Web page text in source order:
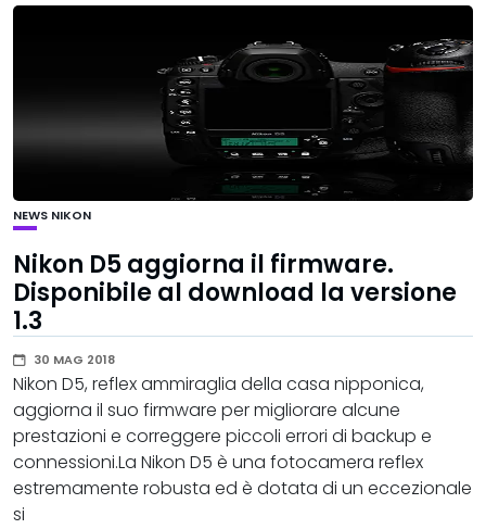
NEWS NIKON
Nikon D5 aggiorna il firmware.
Disponibile al download la versione
1.3
30 MAG 2018
Nikon D5, reflex ammiraglia della casa nipponica,
aggiorna il suo firmware per migliorare alcune
prestazioni e correggere piccoli errori di backup e
connessioni.La Nikon D5 è una fotocamera reflex
estremamente robusta ed è dotata di un eccezionale
si